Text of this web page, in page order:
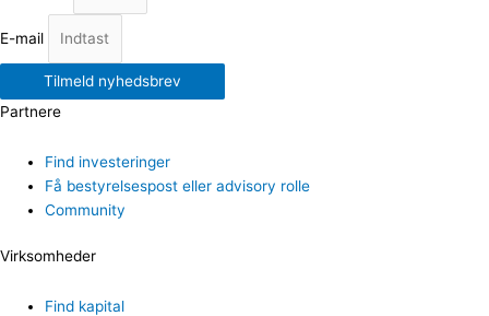
E-mail
Tilmeld nyhedsbrev
Partnere
Find investeringer
Få bestyrelsespost eller advisory rolle
Community
Virksomheder
Find kapital